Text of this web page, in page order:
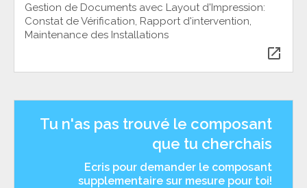
Gestion de Documents avec Layout d'Impression:
Constat de Vérification, Rapport d'intervention,
Maintenance des Installations
open_in_new
Tu n'as pas trouvé le composant
que tu cherchais
Ecris pour demander le composant
supplementaire sur mesure pour toi!